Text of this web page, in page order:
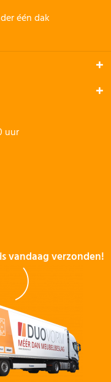
één dak
uur
vandaag verzonden!